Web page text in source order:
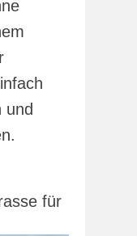
und
für